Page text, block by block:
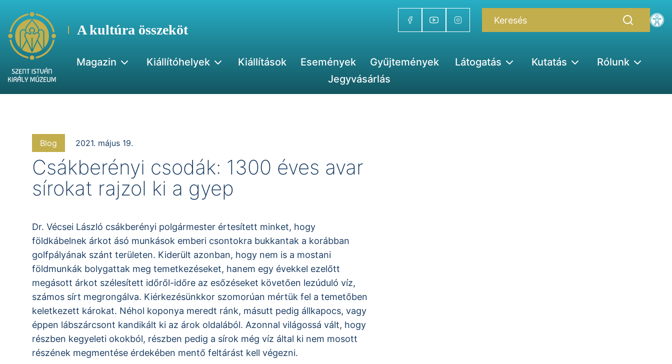
A kultúra összeköt
Magazin Kiállítóhelyek Kiállítások Események Gyűjtemények Látogatás Kutatás
Rólunk
Jegyvásárlás
Blog 2021. május 19.
Csákberényi csodák: 1300 éves avar
sírokat rajzol ki a gyep
Dr. Vécsei László csákberényi polgármester értesített minket, hogy
földkábelnek árkot ásó munkások emberi csontokra bukkantak a korábban
golfpályának szánt területen. Kiderült azonban, hogy nem is a mostani
földmunkák bolygattak meg temetkezéseket, hanem egy évekkel ezelőtt
megásott árkot szélesített időről-időre az esőzéseket követően lezúduló víz,
számos sírt megrongálva. Kiérkezésünkkor szomorúan mértük fel a temetőben
keletkezett károkat. Néhol koponya meredt ránk, másutt pedig állkapocs, vagy
éppen lábszárcsont kandikált ki az árok oldalából. Azonnal világossá vált, hogy
részben kegyeleti okokból, részben pedig a sírok még víz által ki nem mosott
részének megmentése érdekében mentő feltárást kell végezni.